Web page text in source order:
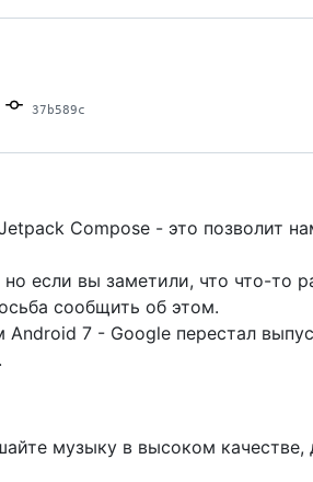
37b589c
Compose - это позволит
если вы заметили, что что-то
сообщить об этом.
7 - Google перестал
музыку в высоком